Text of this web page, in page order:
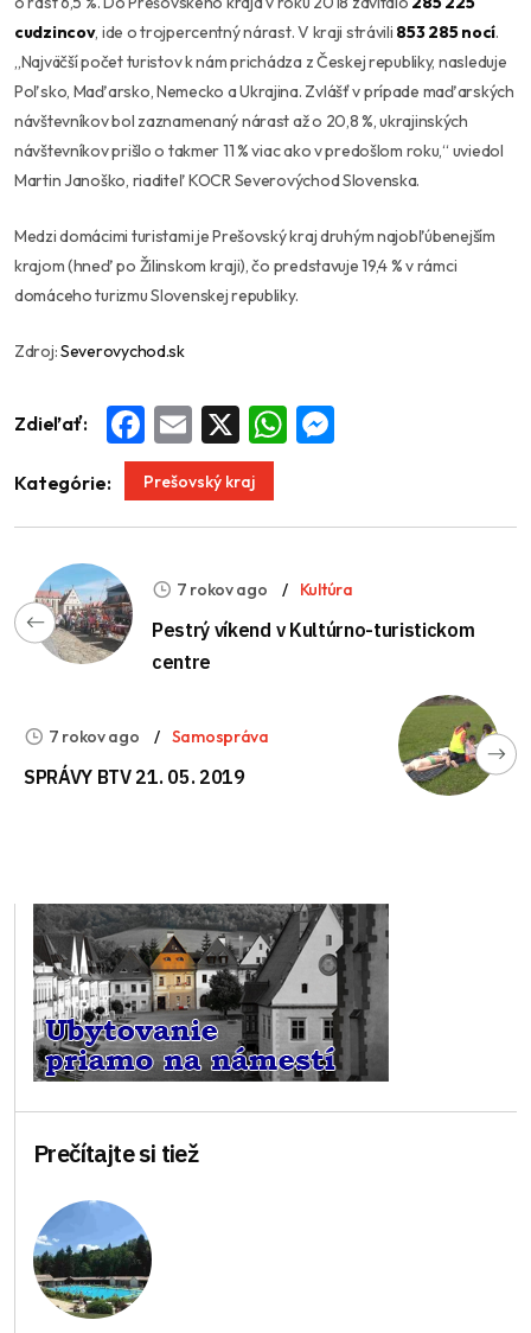
cudzincov, ide o trojpercentný nárast. V kraji strávili 853 285 nocí.
„Najväčší počet turistov k nám prichádza z Českej republiky, nasleduje
Poľsko, Maďarsko, Nemecko a Ukrajina. Zvlášť v prípade maďarských
návštevníkov bol zaznamenaný nárast až o 20,8 %, ukrajinských
návštevníkov prišlo o takmer 11 % viac ako v predošlom roku,“ uviedol
Martin Janoško, riaditeľ KOCR Severovýchod Slovenska.
Medzi domácimi turistami je Prešovský kraj druhým najobľúbenejším
krajom (hneď po Žilinskom kraji), čo predstavuje 19,4 % v rámci
domáceho turizmu Slovenskej republiky.
Zdroj:Severovychod.sk
Zdieľať: Facebook
Email WhatsApp
Kategórie: Prešovský kraj
7 rokov ago Kultúra
Pestrý víkend v Kultúrno-turistickom
centre
7 rokov ago Samospráva
SPRÁVY BTV 21. 05. 2019
Prečítajte si tiež